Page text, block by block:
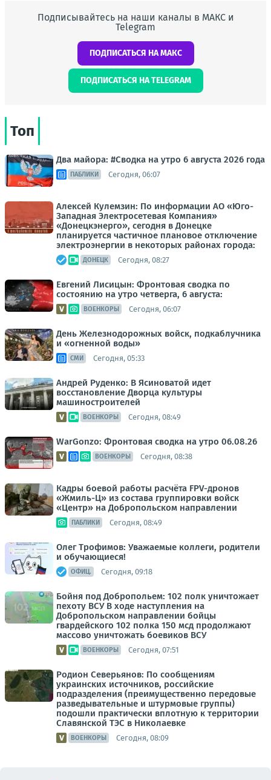
Подписывайтесь на наши каналы в МАКС и
Telegram
ПОДПИСАТЬСЯ НА МАКС
ПОДПИСАТЬСЯ НА TELEGRAM
Топ
Два майора: #Сводка на утро 6 августа 2026 года
ПАБЛИКИ Сегодня, 06:07
Алексей Кулемзин: По информации АО «Юго-
Западная Электросетевая Компания»
«Донецкэнерго», сегодня в Донецке
планируется частичное плановое отключение
электроэнергии в некоторых районах города:
ДОНЕЦК Сегодня, 08:27
Евгений Лисицын: Фронтовая сводка по
состоянию на утро четверга, 6 августа:
ВОЕНКОРЫ Сегодня, 06:07
День Железнодорожных войск, подкаблучника
и «огненной воды»
СМИ Сегодня, 05:33
Андрей Руденко: В Ясиноватой идет
восстановление Дворца культуры
машиностроителей
ВОЕНКОРЫ Сегодня, 08:49
WarGonzo: Фронтовая сводка на утро 06.08.26
ВОЕНКОРЫ Сегодня, 08:38
Кадры боевой работы расчёта FPV-дронов
«Жмиль-Ц» из состава группировки войск
«Центр» на Добропольском направлении
ПАБЛИКИ Сегодня, 08:49
Олег Трофимов: Уважаемые коллеги, родители
и обучающиеся!
ОФИЦ. Сегодня, 09:18
Бойня под Добропольем: 102 полк уничтожает
пехоту ВСУ В ходе наступления на
Добропольском направлении бойцы
гвардейского 102 полка 150 мсд продолжают
массово уничтожать боевиков ВСУ
ВОЕНКОРЫ Сегодня, 07:51
Родион Северьянов: По сообщениям
украинских источников, российские
подразделения (преимущественно передовые
разведывательные и штурмовые группы)
подошли практически вплотную к территории
Славянской ТЭС в Николаевке
ВОЕНКОРЫ Сегодня, 08:09